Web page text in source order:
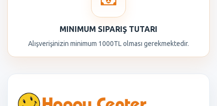
MINIMUM SIPARIŞ TUTARI
Alışverişinizin minimum 1000TL olması gerekmektedir.